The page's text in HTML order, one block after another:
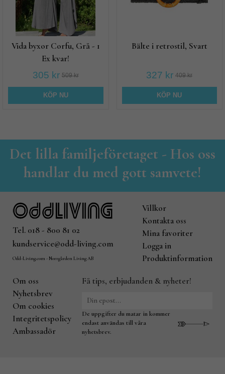
Vida byxor Corfu, Grå - 1
Ex kvar!
305 kr 509 kr
KÖP NU
Bälte i retrostil, Svart
327 kr 409 kr
KÖP NU
Det lilla familjeföretaget - Hos oss
handlar du med gott samvete!
Tel. 018 - 800 81 02
kundservice@odd-living.com
Odd-Living.com - Norrgården Living AB
Villkor
Kontakta oss
Mina favoriter
Logga in
Produktinformation
Om oss
Nyhetsbrev
Om cookies
Integritetspolicy
Ambassadör
Få tips, erbjudanden & nyheter!
De uppgifter du matar in kommer
endast användas till våra
nyhetsbrev.